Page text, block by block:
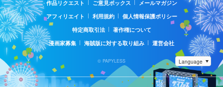
作品リクエスト
ご意見ボックス
メールマガジン
アフィリエイト
利用規約
個人情報保護ポリシー
特定商取引法
著作権について
漫画家募集
海賊版に対する取り組み 運営会社
© PAPYLESS